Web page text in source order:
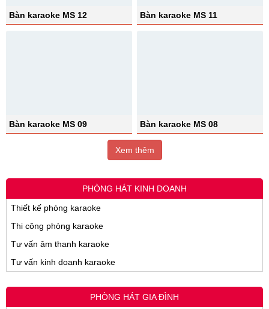
Bàn karaoke MS 12 Bàn karaoke MS 11
Bàn karaoke MS 09 Bàn karaoke MS 08
Xem thêm
PHÒNG HÁT KINH DOANH
Thiết kế phòng karaoke
Thi công phòng karaoke
Tư vấn âm thanh karaoke
Tư vấn kinh doanh karaoke
PHÒNG HÁT GIA ĐÌNH